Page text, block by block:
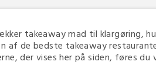
takeaway mad til
af de bedste takeaway
der vises her på siden, føres